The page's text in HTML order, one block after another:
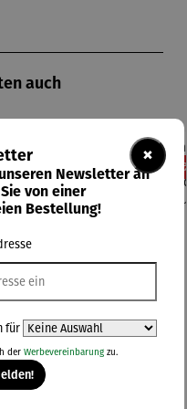
auch
13% gespart Rabatt11% gespart Rabatt
×
Newsletter an
von einer
Bestellung!
für
der Werbevereinbarungzu.